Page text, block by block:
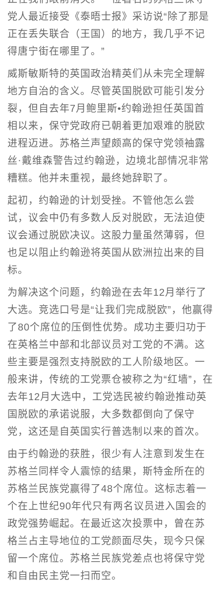
党人最近接受《泰晤士报》采访说“除了那是
正在丢失联合（王国）的地方，我几乎不记
得唐宁街在哪里了。”
威斯敏斯特的英国政治精英们从未完全理解
地方自治的含义。尽管英国脱欧可能引发分
裂，但自去年7月鲍里斯•约翰逊担任英国首
相以来，保守党政府已朝着更加艰难的脱欧
进程迈进。苏格兰声望颇高的保守党领袖露
丝·戴维森警告过约翰逊，边境北部情况非常
糟糕。他并未重视，最终她辞职了。
起初，约翰逊的计划受挫。不管他怎么尝
试，议会中仍有多数人反对脱欧，无法迫使
议会通过脱欧决议。这股力量虽然薄弱，但
也足以阻止约翰逊将英国从欧洲拉出来的目
标。
为解决这个问题，约翰逊在去年12月举行了
大选。竞选口号是“让我们完成脱欧”，他赢得
了80个席位的压倒性优势。成功主要归功于
在英格兰中部和北部议员对工党的不满。这
些主要是强烈支持脱欧的工人阶级地区。一
般来讲，传统的工党票仓被称之为“红墙”，在
去年12月大选中，工党选民被约翰逊推动英
国脱欧的承诺说服，大多数都倒向了保守
党，这还是自英国实行普选制以来的首次。
由于约翰逊的获胜，很少有人注意到发生在
苏格兰同样令人震惊的结果，斯特金所在的
苏格兰民族党赢得了48个席位。这标志着一
个在上世纪90年代只有两名议员进入国会的
政党强势崛起。在最近这次投票中，曾在苏
格兰占主导地位的工党颜面尽失，现今只保
留一个席位。苏格兰民族党差点也将保守党
和自由民主党一扫而空。